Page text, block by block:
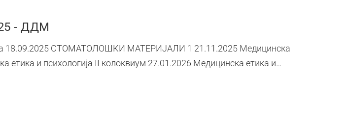
- ДДМ
18.09.2025 СТОМАТОЛОШКИ МАТЕРИЈАЛИ 1 21.11.2025 Медицинска
етика и психологија II колоквиум 27.01.2026 Медицинска етика и…